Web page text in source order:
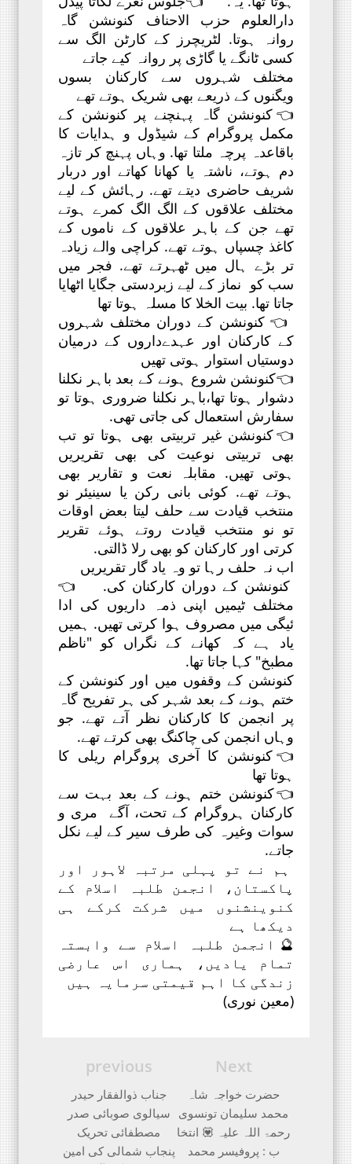
دارالعلوم حزب الاحناف کنونشن گاہ
روانہ ہوتا. لٹریچرز کے کارٹن الگ سے
کسی ٹانگے یا گاڑی پر روانہ کیے جاتے
مختلف شہروں سے کارکنان بسوں
ویگنوں کے ذریعے بھی شریک ہوتے تھے
👈کنونشن گاہ پہنچنے پر کنونشن کے
مکمل پروگرام کے شیڈول و ہدایات کا
باقاعدہ پرچہ ملتا تھا. وہاں پہنچ کر تازہ
دم ہوتے، ناشتہ یا کھانا کھاتے اور دربار
شریف حاضری دیتے تھے. رہائش کے لیے
مختلف علاقوں کے الگ الگ کمرے ہوتے
تھے جن کے باہر علاقوں کے ناموں کے
کاغذ چسپاں ہوتے تھے. کراچی والے زیادہ
تر بڑے ہال میں ٹھہرتے تھے. فجر میں
سب کو نماز کے لیے زبردستی جگایا اٹھایا
جاتا تھا. بیت الخلا کا مسلہ ہوتا تھا
👈 کنونشن کے دوران مختلف شہروں
کے کارکنان اور عہدےداروں کے درمیان
دوستیاں استوار ہوتی تھیں
👈کنونشن شروع ہونے کے بعد باہر نکلنا
دشوار ہوتا تھا،باہر نکلنا ضروری ہوتا تو
سفارش استعمال کی جاتی تھی.
👈کنونشن غیر تربیتی بھی ہوتا تو تب
بھی تربیتی نوعیت کی بھی تقریریں
ہوتی تھیں. مقابلہ نعت و تقاریر بھی
ہوتے تھے. کوئی بانی رکن یا سینیئر نو
منتخب قیادت سے حلف لیتا بعض اوقات
تو نو منتخب قیادت روتے ہوئے تقریر
کرتی اور کارکنان کو بھی رلا ڈالتی.
اب نہ حلف رہا تو وہ یاد گار تقریریں
کنونشن کے دوران کارکنان کی. 👈
مختلف ٹیمیں اپنی ذمہ داریوں کی ادا
ئیگی میں مصروف ہوا کرتی تھیں. ہمیں
یاد ہے کہ کھانے کے نگراں کو "ناظم
مطبخ" کہا جاتا تھا.
کنونشن کے وقفوں میں اور کنونشن کے
ختم ہونے کے بعد شہر کی ہر تفریح گاہ
پر انجمن کا کارکنان نظر آتے تھے. جو
وہاں انجمن کی چاکنگ بھی کرتے تھے.
👈کنونشن کا آخری پروگرام ریلی کا
ہوتا تھا
👈کنونشن ختم ہونے کے بعد بہت سے
کارکنان ہروگرام کے تحت، آگے مری و
سوات وغیرہ کی طرف سیر کے لیے نکل
جاتے.
ہم نے تو پہلی مرتبہ لاہور اور
پاکستان، انجمن طلبہ اسلام کے
کنوینشنوں میں شرکت کرکے ہی
دیکھا ہے
🔮انجمن طلبہ اسلام سے وابستہ
تمام یادیں، ہماری اس عارضی
زندگی کا اہم قیمتی سرمایہ ہیں
(معین نوری)
Next
حضرت خواجہ شاہ
محمد سلیمان تونسوی
رحمۃ اللہ علیہ 💟 انتخا
ب : پروفیسر محمد
previous
جناب ذوالفقار حیدر
سیالوی صوبائی صدر
مصطفائی تحریک
پنجاب شمالی کی امین